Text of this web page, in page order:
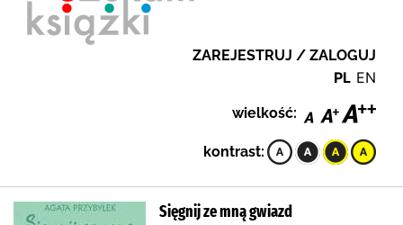
ZAREJESTRUJ / ZALOGUJ
PL EN
wielkość:
kontrast:
Sięgnij ze mną gwiazd